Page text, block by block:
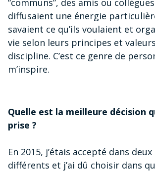
“communs”, des amis ou
diffusaient une énergie
savaient ce qu’ils voulaient et
vie selon leurs principes et
discipline. C’est ce genre de
m’inspire.
Quelle est la meilleure décision
prise ?
En 2015, j’étais accepté dans
différents et j’ai dû choisir dans